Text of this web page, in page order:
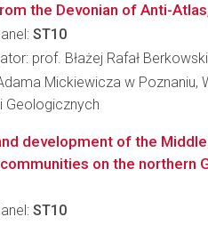
the Devonian of Anti-
ST10
prof. Błażej Rafał Berkowski
Mickiewicza w Poznaniu,
Geologicznych
development of the Middle
on the northern
ST10